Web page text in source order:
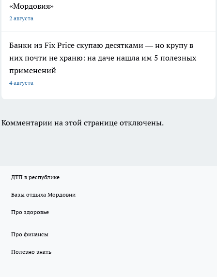
«Мордовия»
2 августа
Банки из Fix Price скупаю десятками — но крупу в
них почти не храню: на даче нашла им 5 полезных
применений
4 августа
Комментарии на этой странице отключены.
ДТП в республике
Базы отдыха Мордовии
Про здоровье
Про финансы
Полезно знать